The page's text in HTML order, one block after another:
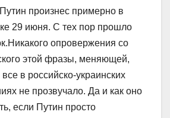
произнес примерно в
29 июня. С тех пор прошло
опровержения со
этой фразы, меняющей,
в российско-украинских
не прозвучало. Да и как оно
если Путин просто